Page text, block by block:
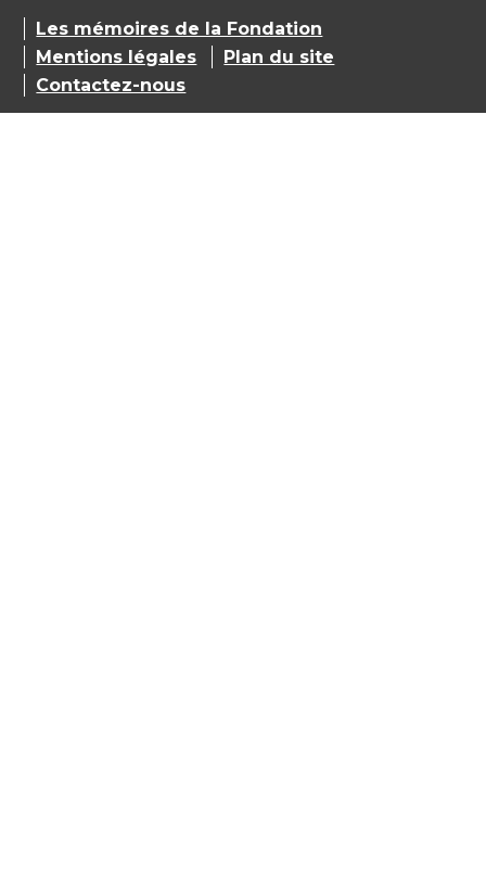
Les mémoires de la Fondation
Mentions légales
Plan du site
Contactez-nous